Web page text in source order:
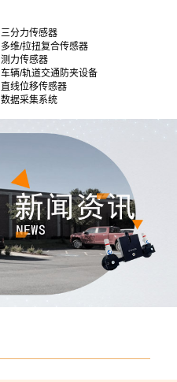
三分力传感器
多维/拉扭复合传感器
测力传感器
车辆/轨道交通防夹设备
直线位移传感器
数据采集系统